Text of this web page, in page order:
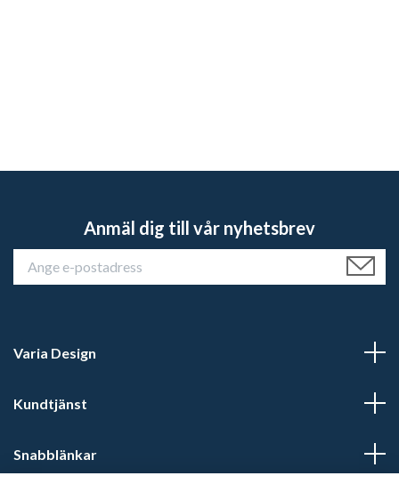
Anmäl dig till vår nyhetsbrev
Varia Design
Kundtjänst
Snabblänkar